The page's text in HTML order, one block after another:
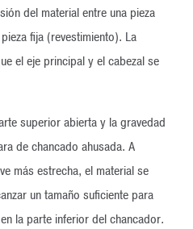
del material entre una pieza
fija (revestimiento). La
el eje principal y el cabezal se
superior abierta y la gravedad
de chancado ahusada. A
más estrecha, el material se
un tamaño suficiente para
la parte inferior del chancador.